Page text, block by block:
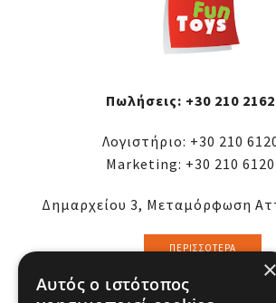
Πωλήσεις: +30 210
Λογιστήριο: +30 210
Marketing: +30 210
Δημαρχείου 3, Μεταμόρφωση
ΠΕΡΙΣΣΌΤΕΡΑ
×
Αυτός ο ιστότοπος